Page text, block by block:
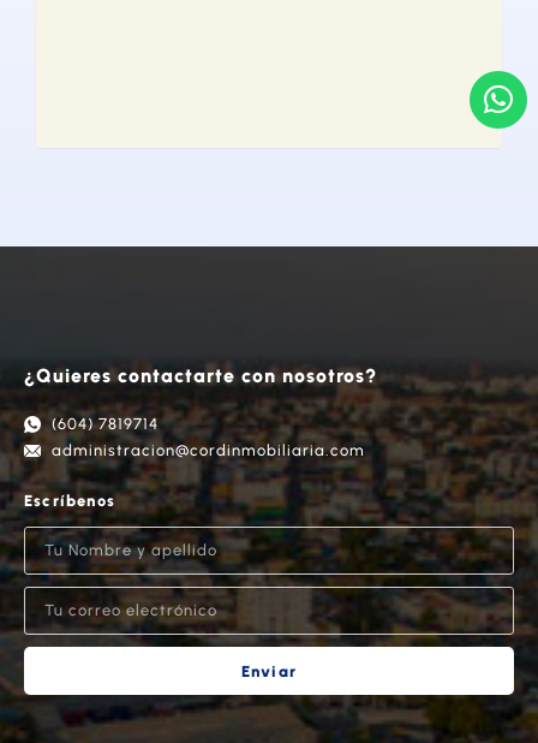
¿Quieres contactarte con nosotros?
(604) 7819714
administracion@cordinmobiliaria.com
Escríbenos
Enviar